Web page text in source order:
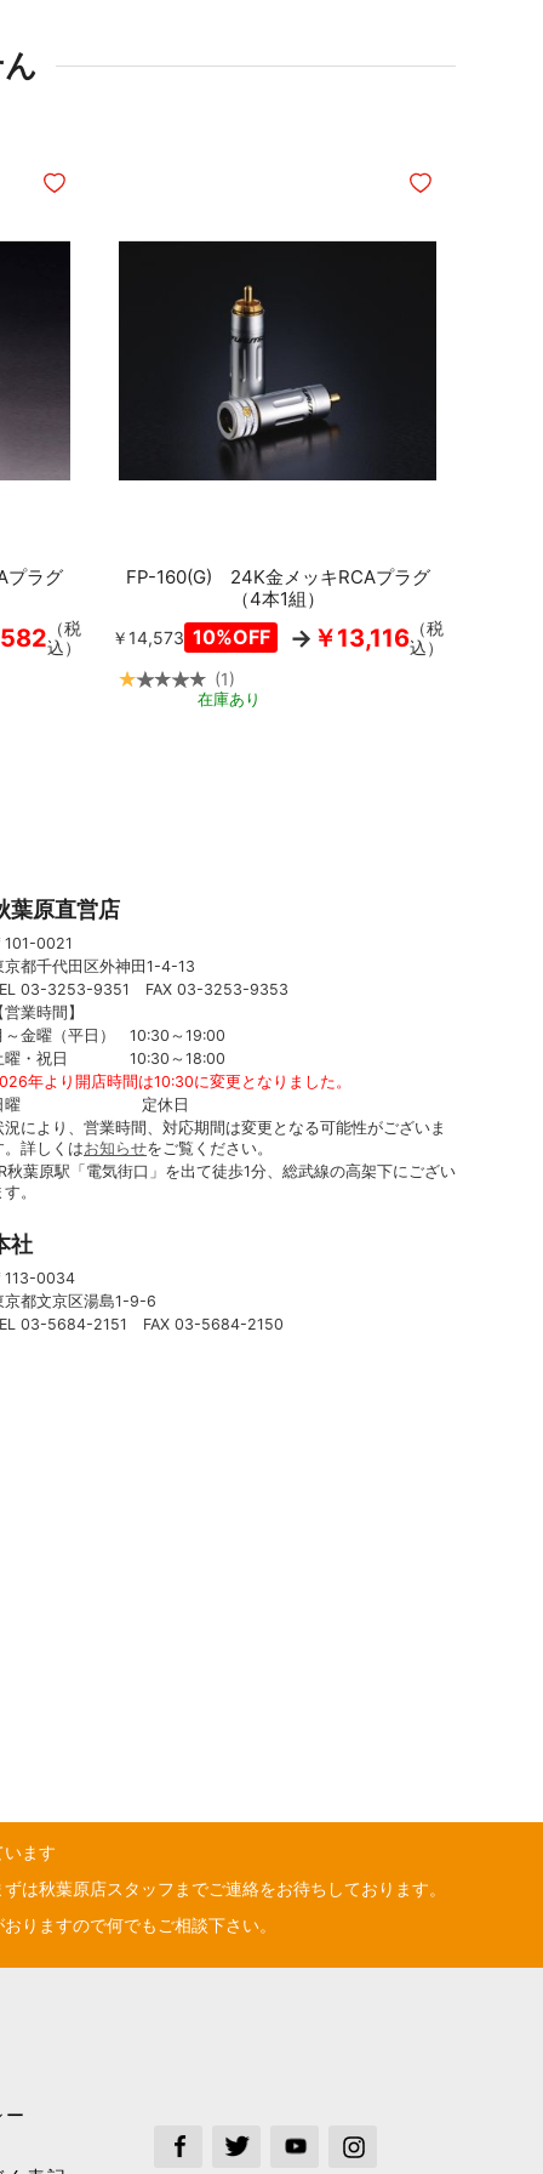
（税
込）
プラグ
カートに入れる
ほしいものリストに追加
10%OFF
￥14,573 ￥13,116 （税
込）
FP-160(G) 24K金メッキRCAプラグ
（4本1組）
1
在庫あり
ほしいものリスト
葉原直営店
101-0021
京都千代田区外神田1-4-13
03-3253-9351 FAX 03-3253-9353
営業時間】
～金曜（平日） 10:30～19:00
曜・祝日 10:30～18:00
年より開店時間は10:30に変更となりました。
曜 定休日
況により、営業時間、対応期間は変更となる可能性がございま
。詳しくはお知らせをご覧ください。
秋葉原駅「電気街口」を出て徒歩1分、総武線の高架下にござい
す。
社
113-0034
京都文京区湯島1-9-6
03-5684-2151 FAX 03-5684-2150
ます
は秋葉原店スタッフまでご連絡をお待ちしております。
りますので何でもご相談下さい。
See our FacebookSee our Twitter